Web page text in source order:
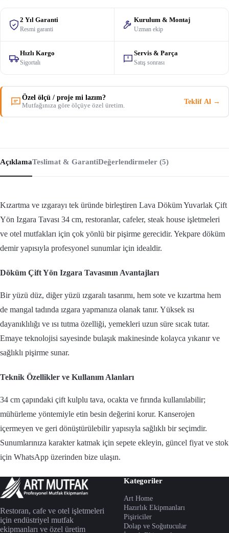
2 Yıl Garanti
Resmi garanti
Kurulum & Montaj
Uzman ekip
Hızlı Kargo
Sigortalı
Servis & Parça
Satış sonrası
Özel ölçü / proje mi lazım?
Mutfağınıza göre ölçüye özel üretim.
Teklif Al →
AçıklamaTeslimat & GarantiDeğerlendirmeler (5)
Kızartma ve ızgarayı tek üründe birleştiren Lava Döküm Yuvarlak Çift
Yön Izgara Tavası 34 cm, restoranlar, cafeler, steak house işletmeleri
ve otel mutfakları için çok yönlü bir pişirme gerecidir. Yekpare döküm
demir yapısıyla profesyonel sunumlar için idealdir.
Döküm Çift Yön Izgara Tavasının Avantajları
Bir yüzü düz, diğer yüzü ızgaralı tasarımı, hem sote ve kızartma hem
de mangal tadında ızgara yapmanıza olanak tanır. Yüksek ısı
dayanıklılığı ve ısı tutma özelliği, yemekleri uzun süre sıcak tutar.
Emaye teknolojisi sayesinde bulaşık makinesinde kolayca yıkanır ve
sağlıklı pişirme sunar.
Teknik Özellikler ve Kullanım Alanları
34 cm çapındaki çift kulplu tava, ocakta ve fırında kullanılabilir;
mühürleme yöntemiyle etin besin değerini korur. Kanserojen
içermeyen ve geri dönüştürülebilir yapısıyla sağlıklı bir seçimdir.
Sunumlarınıza karakter katmak için sepete ekleyin, güncel fiyat ve stok
için WhatsApp üzerinden bize ulaşın.
Restoran, cafe ve otel işletmeleri
için endüstriyel mutfak
ekipmanları ve özel üretim
Kategoriler
Art Home
Hazırlık Ekipmanları
Pişiriciler
Dolap ve Soğutucular